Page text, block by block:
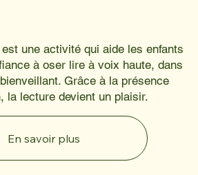
une activité qui aide les enfants
à oser lire à voix haute, dans
Grâce à la présence
la lecture devient un plaisir.
En savoir plus